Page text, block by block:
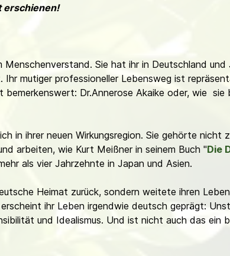
erschienen!
Sie hat ihr in Deutschland
mutiger professioneller Lebensweg ist
Dr.Annerose Akaike oder, wie
in ihrer neuen Wirkungsregion. Sie gehörte nicht
arbeiten, wie Kurt Meißner in seinem Buch "Die
als vier Jahrzehnte in Japan und Asien.
Heimat zurück, sondern weitete ihren
ihr Leben irgendwie deutsch geprägt:
und Idealismus. Und ist nicht auch das ein